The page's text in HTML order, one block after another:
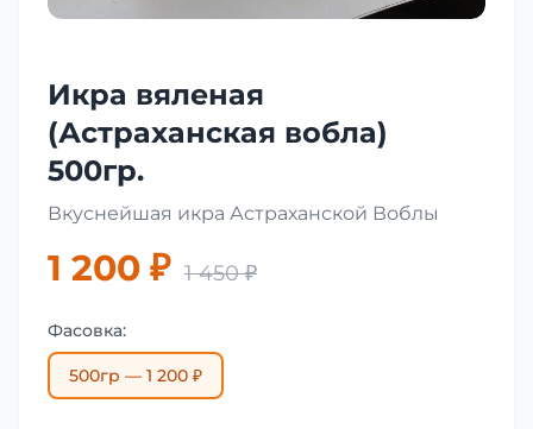
Икра вяленая
(Астраханская вобла)
500гр.
Вкуснейшая икра Астраханской Воблы
1 200 ₽ 1 450 ₽
Фасовка:
500гр — 1 200 ₽